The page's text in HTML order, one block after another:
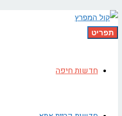
תפריט
חדשות חיפה